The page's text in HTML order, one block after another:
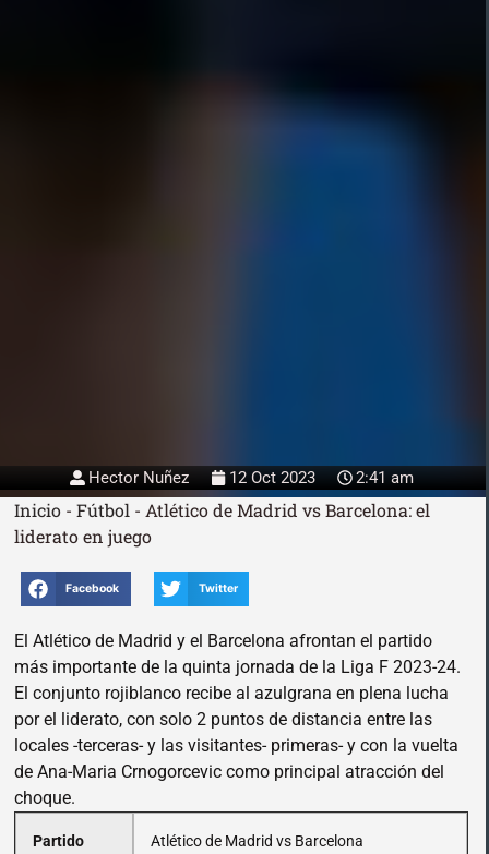
Hector Nuñez 12 Oct 2023 2:41 am
Inicio - Fútbol - Atlético de Madrid vs Barcelona: el
liderato en juego
Facebook Twitter
El Atlético de Madrid y el Barcelona afrontan el partido
más importante de la quinta jornada de la Liga F 2023-24.
El conjunto rojiblanco recibe al azulgrana en plena lucha
por el liderato, con solo 2 puntos de distancia entre las
locales -terceras- y las visitantes- primeras- y con la vuelta
de Ana-Maria Crnogorcevic como principal atracción del
choque.
Partido Atlético de Madrid vs Barcelona